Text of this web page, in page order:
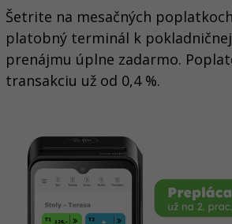
Šetrite na mesačných
platobný terminál k
prenájmu úplne zadarmo.
transakciu už od 0,4 %.